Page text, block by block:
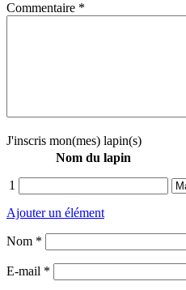
Commentaire *
J'inscris mon(mes) lapin(s)
Nom du lapin
1
Ajouter un élément
Nom *
E-mail *